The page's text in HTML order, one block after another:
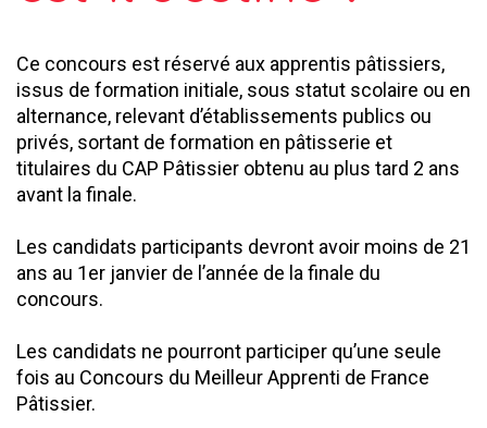
Ce concours est réservé aux apprentis pâtissiers,
issus de formation initiale, sous statut scolaire ou en
alternance, relevant d’établissements publics ou
privés, sortant de formation en pâtisserie et
titulaires du CAP Pâtissier obtenu au plus tard 2 ans
avant la finale.
Les candidats participants devront avoir moins de 21
ans au 1er janvier de l’année de la finale du
concours.
Les candidats ne pourront participer qu’une seule
fois au Concours du Meilleur Apprenti de France
Pâtissier.